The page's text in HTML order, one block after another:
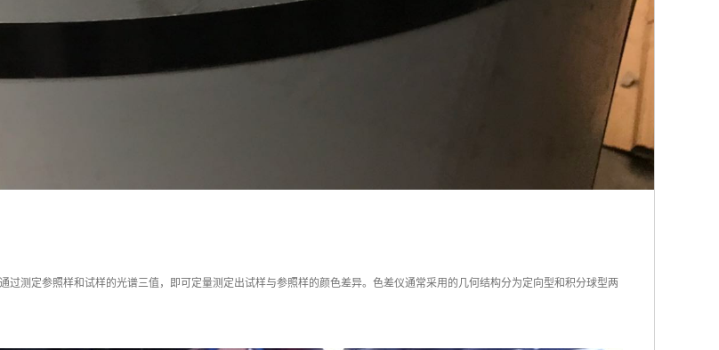
过测定参照样和试样的光谱三值，即可定量测定出试样与参照样的颜色差异。色差仪通常采用的几何结构分为定向型和积分球型两